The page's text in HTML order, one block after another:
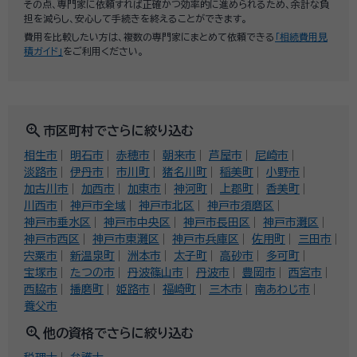
その点、専門家に依頼すれば正確かつ効率的に進められるため、余計な負
担を減らし、安心して手続きを終えることができます。
費用を比較したい方は、複数の専門家にまとめて依頼できる 「相続費用見
積ガイド」 をご利用ください。
zoom_in 市区町村でさらに絞り込む
相生市 明石市 赤穂市 朝来市 芦屋市
尼崎市
淡路市
伊丹市 市川町 猪名川町 稲美町
小野市
加古川市
加西市 加東市 神河町 上郡町
香美町
川西市
神戸市全域 神戸市北区
神戸市須磨区
神戸市垂水区
神戸市中央区 神戸市長田区
神戸市灘区
神戸市西区
神戸市東灘区 神戸市兵庫区 佐用町
三田市
宍粟市
新温泉町 洲本市 太子町 高砂市
多可町
宝塚市
たつの市 丹波篠山市 丹波市 豊岡市
西宮市
西脇市
播磨町 姫路市 福崎町 三木市
南あわじ市
養父市
zoom_in 他の資格でさらに絞り込む